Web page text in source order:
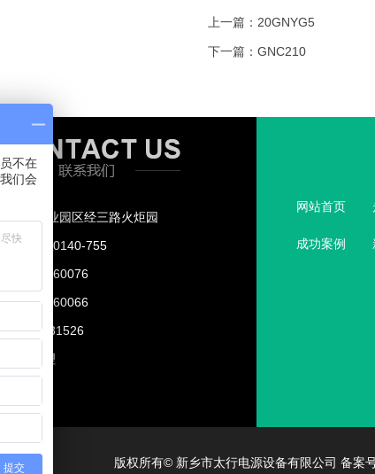
上一篇： 20GNYG5
下一篇： GNC210
新乡工业园区经三路火炬园
线：400-0140-755
0373-7760076
0373-7760066
15937331526
：李经理
网站首页
成功案例
版权所有© 新乡市太行电源设备有限公司 备案
不在
们会
提交